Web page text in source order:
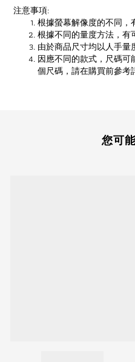
注意事項:
根據螢幕解像度的不同，
根據不同的量度方法，有
由於商品尺寸均以人手量
因應不同的款式，尺碼
個尺碼，請在購買前參考
您可